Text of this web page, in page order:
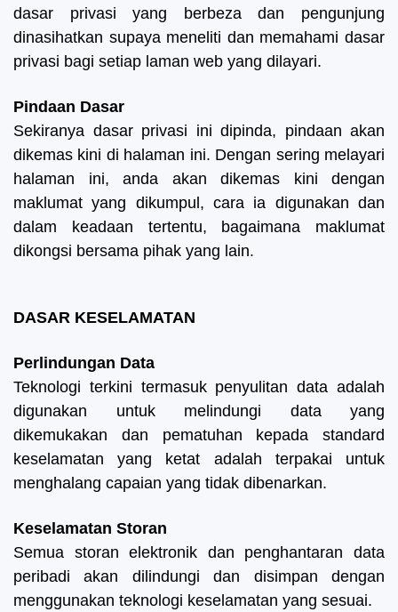
dasar privasi yang berbeza dan pengunjung
dinasihatkan supaya meneliti dan memahami dasar
privasi bagi setiap laman web yang dilayari.
Pindaan Dasar
Sekiranya dasar privasi ini dipinda, pindaan akan
dikemas kini di halaman ini. Dengan sering melayari
halaman ini, anda akan dikemas kini dengan
maklumat yang dikumpul, cara ia digunakan dan
dalam keadaan tertentu, bagaimana maklumat
dikongsi bersama pihak yang lain.
DASAR KESELAMATAN
Perlindungan Data
Teknologi terkini termasuk penyulitan data adalah
digunakan untuk melindungi data yang
dikemukakan dan pematuhan kepada standard
keselamatan yang ketat adalah terpakai untuk
menghalang capaian yang tidak dibenarkan.
Keselamatan Storan
Semua storan elektronik dan penghantaran data
peribadi akan dilindungi dan disimpan dengan
menggunakan teknologi keselamatan yang sesuai.